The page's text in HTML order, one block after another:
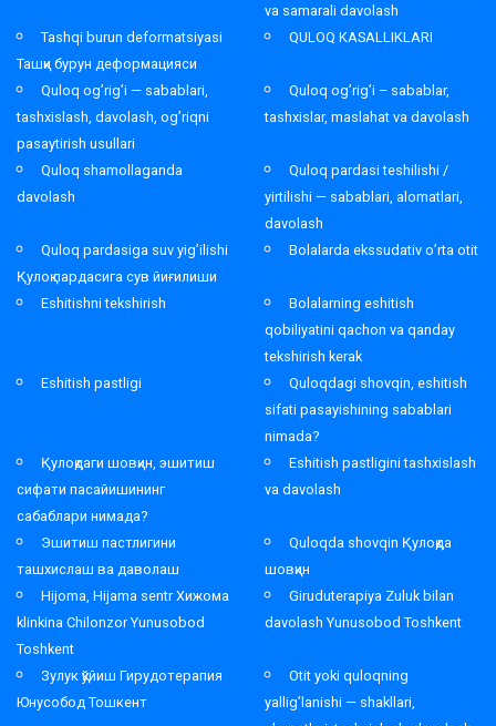
va samarali davolash
Tashqi burun deformatsiyasi
Ташқи бурун деформацияси
QULOQ KASALLIKLARI
Quloq og’rig’i — sabablari,
tashxislash, davolash, og’riqni
pasaytirish usullari
Quloq og’rig’i – sabablar,
tashxislar, maslahat va davolash
Quloq shamollaganda
davolash
Quloq pardasi teshilishi /
yirtilishi — sabablari, alomatlari,
davolash
Quloq pardasiga suv yig’ilishi
Қулоқ пардасига сув йиғилиши
Bolalarda ekssudativ o’rta otit
Eshitishni tekshirish
Bolalarning eshitish
qobiliyatini qachon va qanday
tekshirish kerak
Eshitish pastligi
Quloqdagi shovqin, eshitish
sifati pasayishining sabablari
nimada?
Қулоқдаги шовқин, эшитиш
сифати пасайишининг
сабаблари нимада?
Eshitish pastligini tashxislash
va davolash
Эшитиш пастлигини
ташхислаш ва даволаш
Quloqda shovqin Қулоқда
шовқин
Hijoma, Hijama sentr Хижома
klinkina Chilonzor Yunusobod
Toshkent
Giruduterapiya Zuluk bilan
davolash Yunusobod Toshkent
Зулук қўйиш Гирудотерапия
Юнусобод Тошкент
Otit yoki quloqning
yallig’lanishi — shakllari,